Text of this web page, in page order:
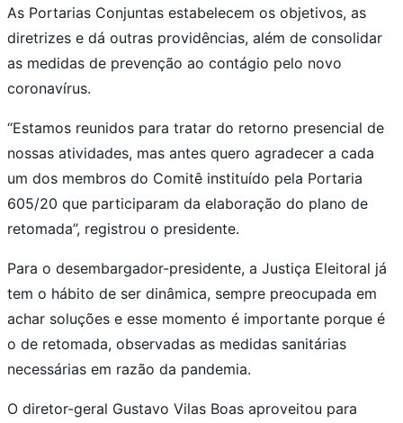
As Portarias Conjuntas estabelecem os objetivos, as
diretrizes e dá outras providências, além de consolidar
as medidas de prevenção ao contágio pelo novo
coronavírus.
“Estamos reunidos para tratar do retorno presencial de
nossas atividades, mas antes quero agradecer a cada
um dos membros do Comitê instituído pela Portaria
605/20 que participaram da elaboração do plano de
retomada”, registrou o presidente.
Para o desembargador-presidente, a Justiça Eleitoral já
tem o hábito de ser dinâmica, sempre preocupada em
achar soluções e esse momento é importante porque é
o de retomada, observadas as medidas sanitárias
necessárias em razão da pandemia.
O diretor-geral Gustavo Vilas Boas aproveitou para